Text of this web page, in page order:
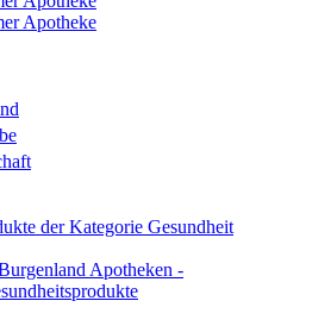
der Kategorie Gesundheit